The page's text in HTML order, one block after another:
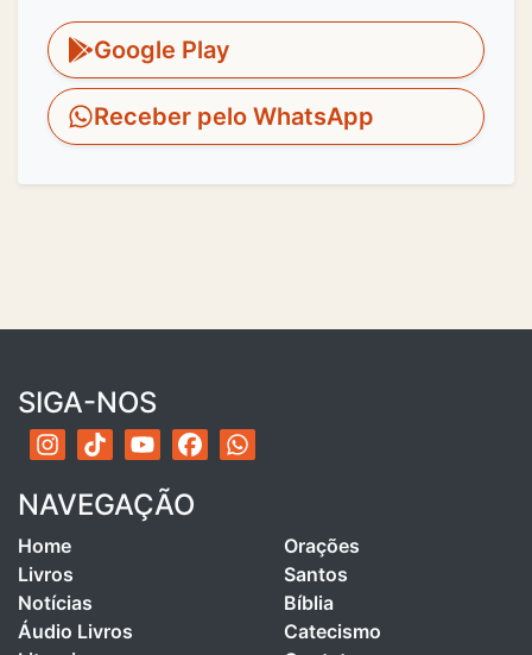
Google Play
Receber pelo WhatsApp
SIGA-NOS
NAVEGAÇÃO
Home
Livros
Notícias
Áudio Livros
Orações
Santos
Bíblia
Catecismo